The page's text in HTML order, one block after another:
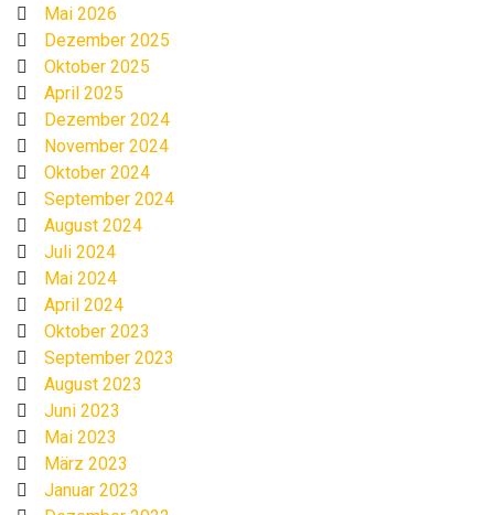
Mai 2026
Dezember 2025
Oktober 2025
April 2025
Dezember 2024
November 2024
Oktober 2024
September 2024
August 2024
Juli 2024
Mai 2024
April 2024
Oktober 2023
September 2023
August 2023
Juni 2023
Mai 2023
März 2023
Januar 2023